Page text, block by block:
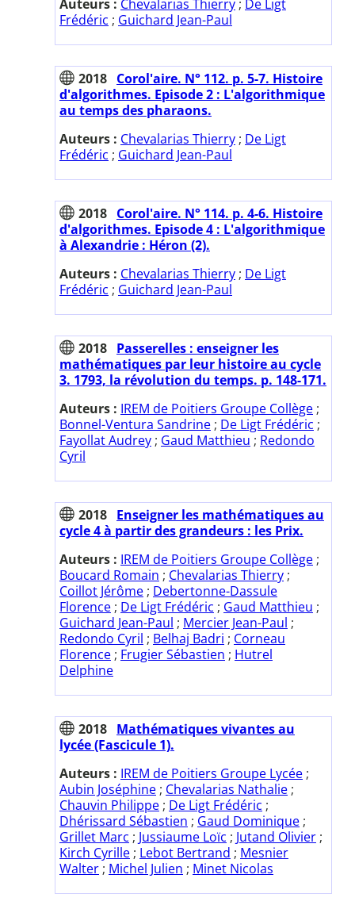
Auteurs : Chevalarias Thierry ; De Ligt
Frédéric ; Guichard Jean-Paul
2018 Corol'aire. N° 112. p. 5-7. Histoire
d'algorithmes. Episode 2 : L'algorithmique
au temps des pharaons.
Auteurs : Chevalarias Thierry ; De Ligt
Frédéric ; Guichard Jean-Paul
2018 Corol'aire. N° 114. p. 4-6. Histoire
d'algorithmes. Episode 4 : L'algorithmique
à Alexandrie : Héron (2).
Auteurs : Chevalarias Thierry ; De Ligt
Frédéric ; Guichard Jean-Paul
2018 Passerelles : enseigner les
mathématiques par leur histoire au cycle
3. 1793, la révolution du temps. p. 148-171.
Auteurs : IREM de Poitiers Groupe Collège ;
Bonnel-Ventura Sandrine ; De Ligt Frédéric ;
Fayollat Audrey ; Gaud Matthieu ; Redondo
Cyril
2018 Enseigner les mathématiques au
cycle 4 à partir des grandeurs : les Prix.
Auteurs : IREM de Poitiers Groupe Collège ;
Boucard Romain ; Chevalarias Thierry ;
Coillot Jérôme ; Debertonne-Dassule
Florence ; De Ligt Frédéric ; Gaud Matthieu ;
Guichard Jean-Paul ; Mercier Jean-Paul ;
Redondo Cyril ; Belhaj Badri ; Corneau
Florence ; Frugier Sébastien ; Hutrel
Delphine
2018 Mathématiques vivantes au
lycée (Fascicule 1).
Auteurs : IREM de Poitiers Groupe Lycée ;
Aubin Joséphine ; Chevalarias Nathalie ;
Chauvin Philippe ; De Ligt Frédéric ;
Dhérissard Sébastien ; Gaud Dominique ;
Grillet Marc ; Jussiaume Loïc ; Jutand Olivier ;
Kirch Cyrille ; Lebot Bertrand ; Mesnier
Walter ; Michel Julien ; Minet Nicolas